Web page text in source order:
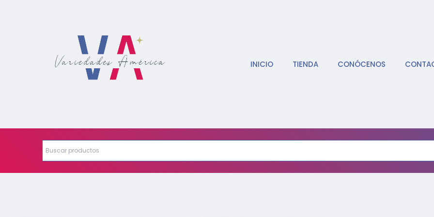
INICIO TIENDA CONÓCENOS